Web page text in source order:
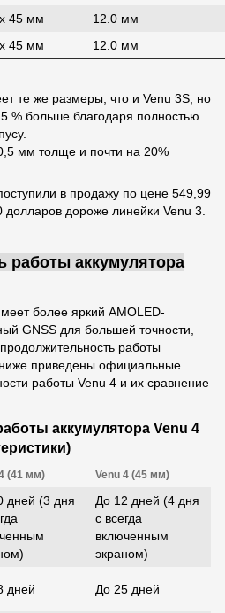
45 мм 12.0 мм
45 мм 12.0 мм
те же размеры, что и Venu 3S, но
% больше благодаря полностью
мм толще и почти на 20%
в продажу по цене 549,99
долларов дороже линейки Venu 3.
работы аккумулятора
более яркий AMOLED-
GNSS для большей точности,
работы
приведены официальные
работы Venu 4 и их сравнение
аккумулятора Venu 4
(41 мм) Venu 4 (45 мм)
дней (3 дня
До 12 дней (4 дня
с всегда
включенным
экраном)
дней До 25 дней